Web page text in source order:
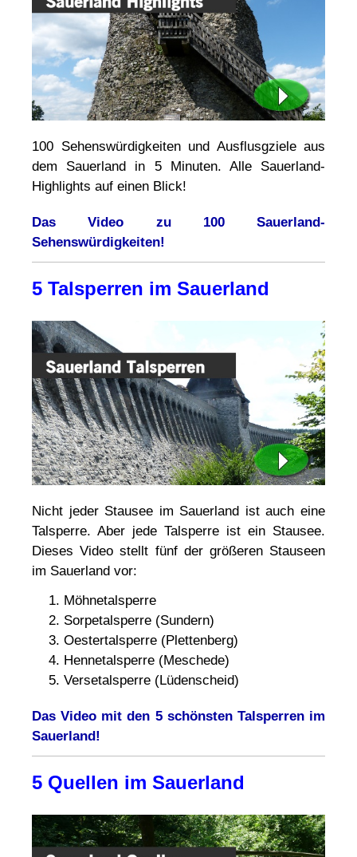
100 Sehenswürdigkeiten und Ausflusgziele aus
dem Sauerland in 5 Minuten. Alle Sauerland-
Highlights auf einen Blick!
Das Video zu 100 Sauerland-
Sehenswürdigkeiten!
5 Talsperren im Sauerland
Nicht jeder Stausee im Sauerland ist auch eine
Talsperre. Aber jede Talsperre ist ein Stausee.
Dieses Video stellt fünf der größeren Stauseen
im Sauerland vor:
Möhnetalsperre
Sorpetalsperre (Sundern)
Oestertalsperre (Plettenberg)
Hennetalsperre (Meschede)
Versetalsperre (Lüdenscheid)
Das Video mit den 5 schönsten Talsperren im
Sauerland!
5 Quellen im Sauerland